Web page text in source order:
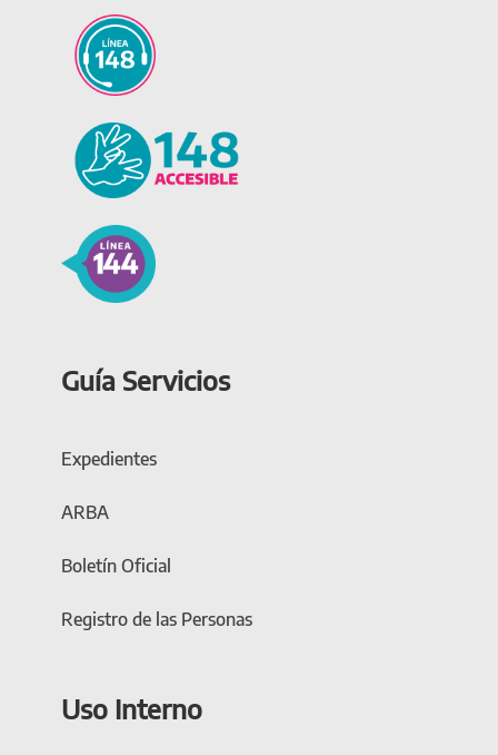
Guía Servicios
Expedientes
ARBA
Boletín Oficial
Registro de las Personas
Uso Interno